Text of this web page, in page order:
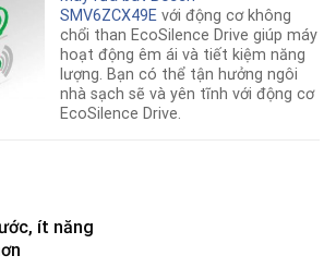
SMV6ZCX49E với động cơ không
chổi than EcoSilence Drive giúp máy
hoạt động êm ái và tiết kiệm năng
lượng. Bạn có thể tận hưởng ngôi
nhà sạch sẽ và yên tĩnh với động cơ
EcoSilence Drive.
ít năng